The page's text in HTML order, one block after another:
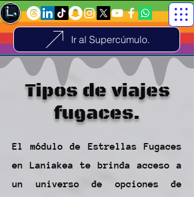
Ir al Supercúmulo.
Tipos de viajes
fugaces.
El módulo de Estrellas Fugaces
en Laniakea te brinda acceso a
un universo de opciones de